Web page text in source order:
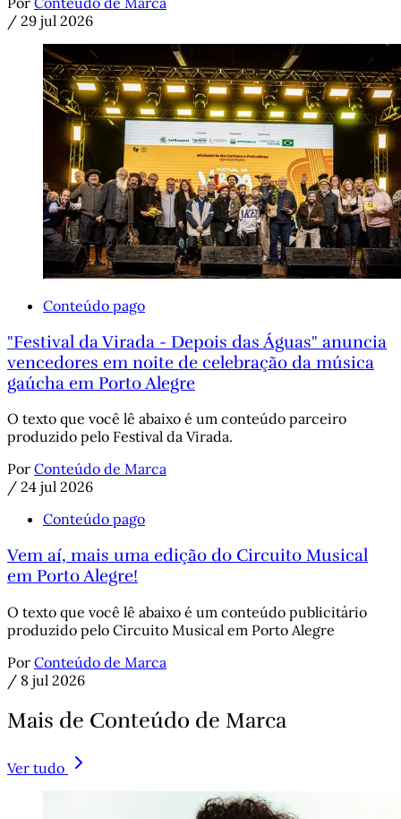
/ 29 jul 2026
Conteúdo pago
"Festival da Virada - Depois das Águas" anuncia
vencedores em noite de celebração da música
gaúcha em Porto Alegre
O texto que você lê abaixo é um conteúdo parceiro
produzido pelo Festival da Virada.
Por Conteúdo de Marca
/ 24 jul 2026
Conteúdo pago
Vem aí, mais uma edição do Circuito Musical
em Porto Alegre!
O texto que você lê abaixo é um conteúdo publicitário
produzido pelo Circuito Musical em Porto Alegre
Por Conteúdo de Marca
/ 8 jul 2026
Mais de Conteúdo de Marca
Ver tudo